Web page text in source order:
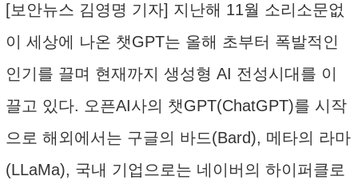
[보안뉴스 김영명 기자] 지난해 11월 소리소문없
이 세상에 나온 챗GPT는 올해 초부터 폭발적인
인기를 끌며 현재까지 생성형 AI 전성시대를 이
끌고 있다. 오픈AI사의 챗GPT(ChatGPT)를 시작
으로 해외에서는 구글의 바드(Bard), 메타의 라마
(LLaMa), 국내 기업으로는 네이버의 하이퍼클로